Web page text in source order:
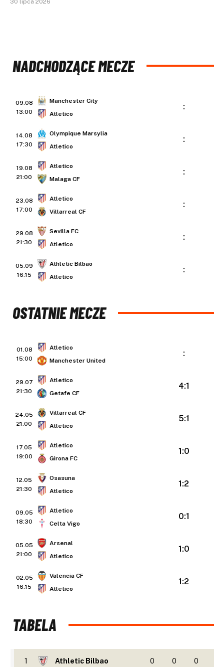
30 lipca 2026
NADCHODZĄCE MECZE
09.08
13:00
Manchester City
Atletico
:
14.08
17:30
Olympique Marsylia
Atletico
:
19.08
21:00
Atletico
Malaga CF
:
23.08
17:00
Atletico
Villarreal CF
:
29.08
21:30
Sevilla FC
Atletico
:
05.09
16:15
Athletic Bilbao
Atletico
:
OSTATNIE MECZE
01.08
15:00
Atletico
Manchester United
:
29.07
21:30
Atletico
Getafe CF
4:1
24.05
21:00
Villarreal CF
Atletico
5:1
17.05
19:00
Atletico
Girona FC
1:0
12.05
21:30
Osasuna
Atletico
1:2
09.05
18:30
Atletico
Celta Vigo
0:1
05.05
21:00
Arsenal
Atletico
1:0
02.05
16:15
Valencia CF
Atletico
1:2
TABELA
1 Athletic Bilbao 0 0 0